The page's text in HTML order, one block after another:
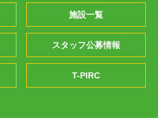
施設一覧
スタッフ公募情報
T-PIRC